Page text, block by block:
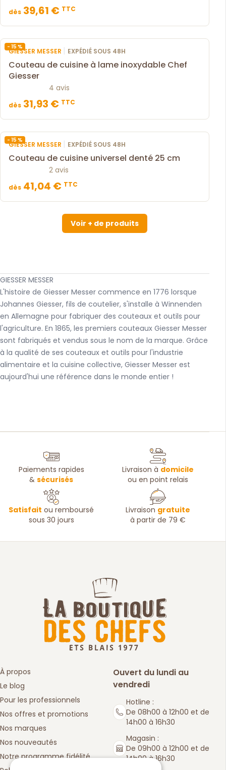
dès 39,61 € TTC
- 15 %
GIESSER MESSER | EXPÉDIÉ SOUS 48H
Couteau de cuisine à lame inoxydable Chef
Giesser
4 avis
dès 31,93 € TTC
- 15 %
GIESSER MESSER | EXPÉDIÉ SOUS 48H
Couteau de cuisine universel denté 25 cm
2 avis
dès 41,04 € TTC
Voir + de produits
GIESSER MESSER
L'histoire de Giesser Messer commence en 1776 lorsque
Johannes Giesser, fils de coutelier, s'installe à Winnenden
en Allemagne pour fabriquer des couteaux et outils pour
l'agriculture. En 1865, les premiers couteaux Giesser Messer
sont fabriqués et vendus sous le nom de la marque. Grâce
à la qualité de ses couteaux et outils pour l'industrie
alimentaire et la cuisine collective, Giesser Messer est
aujourd'hui une référence dans le monde entier !
Paiements rapides
&sécurisés
Livraison à domicile
ou en point relais
Satisfait ou remboursé
sous 30 jours
Livraison gratuite
à partir de 79 €
À propos
Le blog
Pour les professionnels
Nos offres et promotions
Nos marques
Nos nouveautés
Notre programme fidélité
Ouvert du lundi au
vendredi
Hotline :
De 08h00 à 12h00 et de
14h00 à 16h30
Magasin :
De 09h00 à 12h00 et de
14h00 à 16h30